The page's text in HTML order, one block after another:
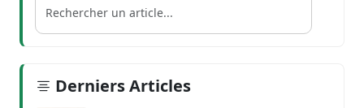
Derniers Articles